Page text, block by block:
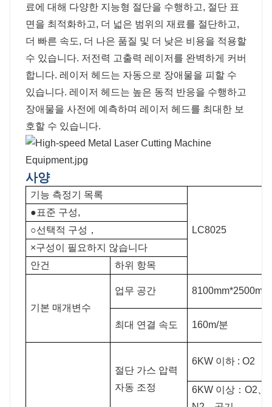
료에 대해 다양한 지능형 절단을 수행하고, 절단 표
면을 최적화하고, 더 넓은 범위의 재료를 절단하고,
더 빠른 속도, 더 나은 품질 및 더 낮은 비용을 적용할
수 있습니다. 저전력 고출력 레이저를 완벽하게 커버
합니다. 레이저 헤드는 자동으로 장애물을 피할 수
있습니다. 레이저 헤드는 높은 동적 반응을 수행하고
장애물을 사전에 예측하며 레이저 헤드를 최대한 보
호할 수 있습니다.
사양
기능 측정기 목록
LC8025
●표준 구성,
○선택적 구성，
×구성이 필요하지 않습니다
안건
하위 항목
기본 매개변수
업무 공간 8100mm*2500mm
최대 연결 속도 160m/분
절단 가스 압력
자동 조정
6KW 이하 : O2
6KW 이상：O2、